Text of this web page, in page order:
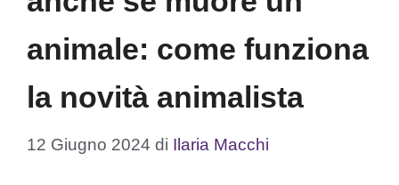
animale: come funziona
la novità animalista
12 Giugno 2024 di Ilaria Macchi